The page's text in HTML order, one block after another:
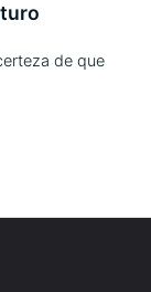
de que